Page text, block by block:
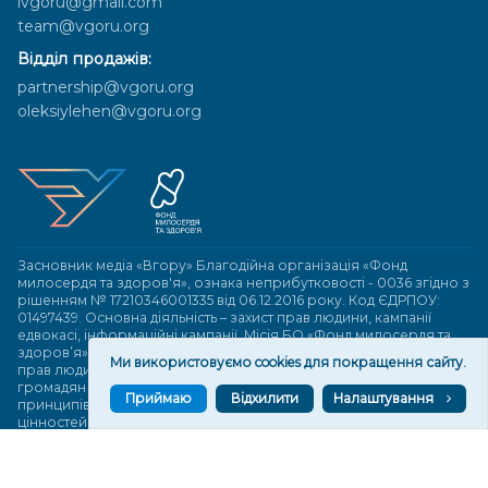
team@vgoru.org
Відділ продажів:
partnership@vgoru.org
oleksiylehen@vgoru.org
Засновник медіа «Вгору» Благодійна організація «Фонд
милосердя та здоров'я», ознака неприбутковості - 0036 згідно з
рішенням № 17210346001335 від 06.12.2016 року. Код ЄДРПОУ:
01497439. Основна діяльність – захист прав людини, кампанії
едвокасі, інформаційні кампанії. Місія БО «Фонд милосердя та
здоров’я» – сприяти зміцненню поваги до людської гідності та
прав людини в українському суспільстві, давати знання і надихати
громадян України на активні і відповідальні дії для реалізації
принципів верховенства права і утвердження демократичних
цінностей. Керівними органами БО «Фонд милосердя та
Ми використовуємо cookies для покращення сайту.
Приймаю Відхилити Налаштування